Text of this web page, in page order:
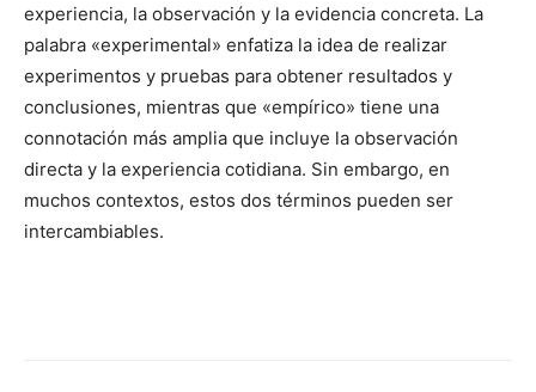
experiencia, la observación y la evidencia concreta. La
palabra «experimental» enfatiza la idea de realizar
experimentos y pruebas para obtener resultados y
conclusiones, mientras que «empírico» tiene una
connotación más amplia que incluye la observación
directa y la experiencia cotidiana. Sin embargo, en
muchos contextos, estos dos términos pueden ser
intercambiables.